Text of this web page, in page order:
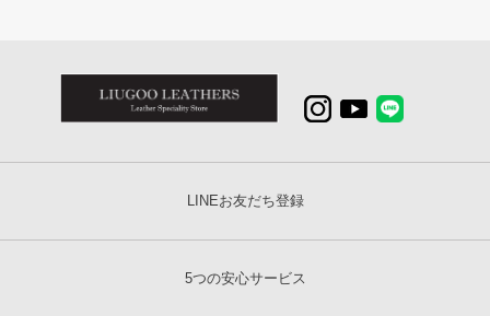
LINEお友だち登録
5つの安心サービス